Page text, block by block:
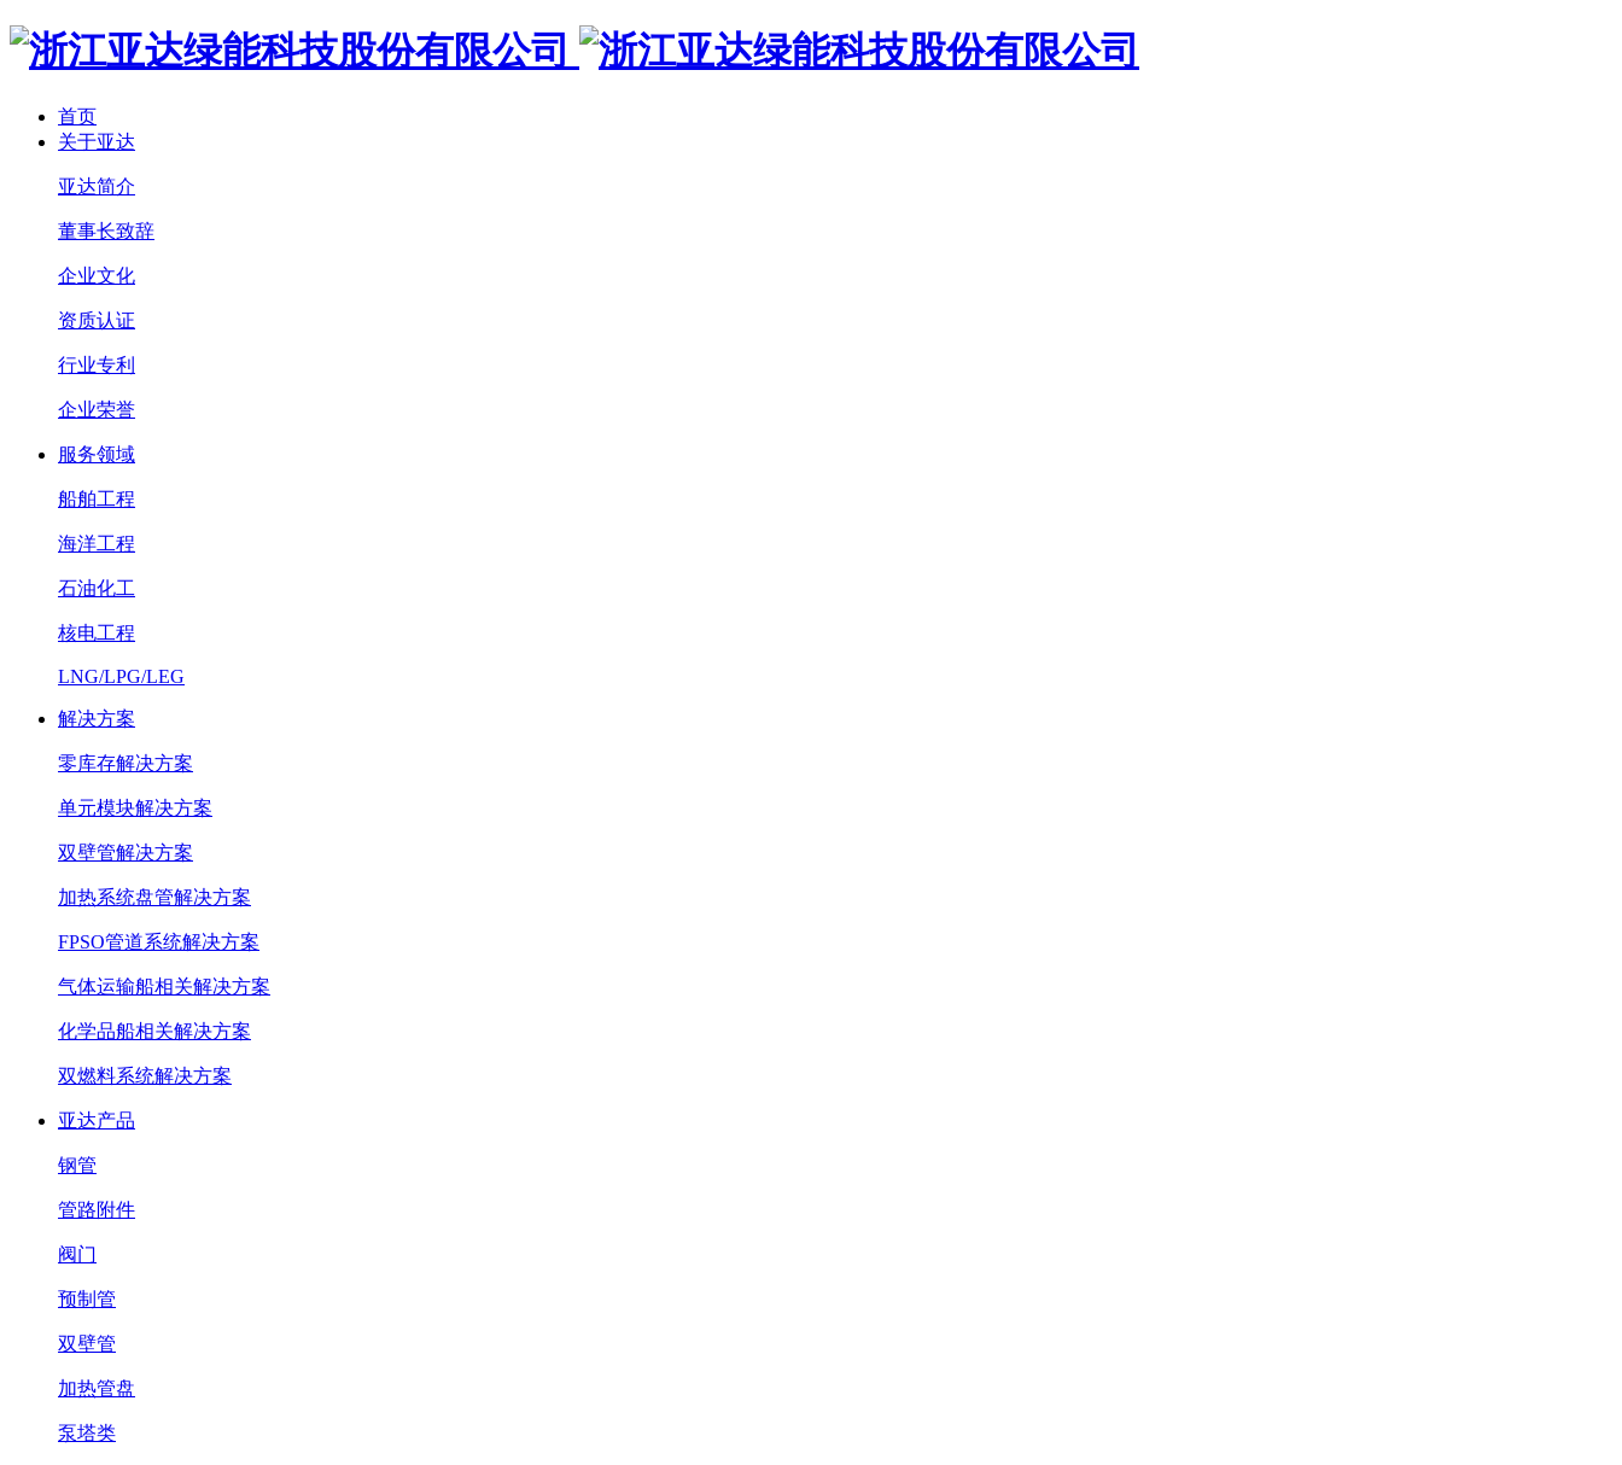
首页
关于亚达
亚达简介
董事长致辞
企业文化
资质认证
行业专利
企业荣誉
服务领域
船舶工程
海洋工程
石油化工
核电工程
LNG/LPG/LEG
解决方案
零库存解决方案
单元模块解决方案
双壁管解决方案
加热系统盘管解决方案
FPSO管道系统解决方案
气体运输船相关解决方案
化学品船相关解决方案
双燃料系统解决方案
亚达产品
钢管
管路附件
阀门
预制管
双壁管
加热管盘
泵塔类